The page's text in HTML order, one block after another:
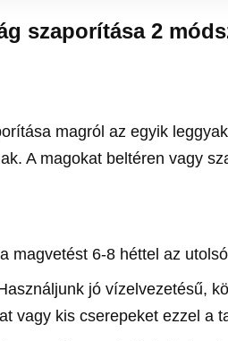
szaporítása 2
magról az egyik
A magokat beltéren vagy
magvetést 6-8 héttel az
jó vízelvezetésű,
vagy kis cserepeket ezzel a